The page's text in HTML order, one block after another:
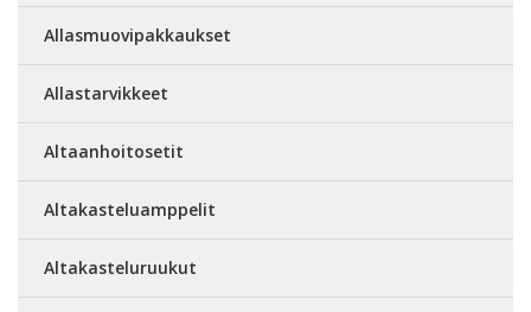
Allasmuovipakkaukset
Allastarvikkeet
Altaanhoitosetit
Altakasteluamppelit
Altakasteluruukut